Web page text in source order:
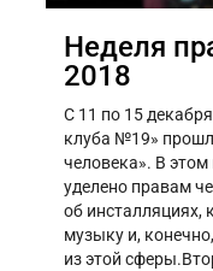
Неделя
2018
С 11 по 15
клуба №19»
человека». В
уделено правам
об инсталляциях,
музыку и,
из этой